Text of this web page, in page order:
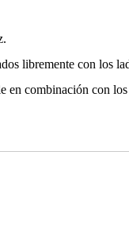
libremente con los
en combinación con